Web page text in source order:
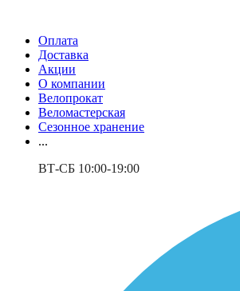
Оплата
Доставка
Акции
О компании
Велопрокат
Веломастерская
Сезонное хранение
...
ВТ-СБ 10:00-19:00